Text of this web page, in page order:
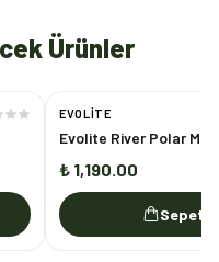
Ürünler
EVOLITE
Evolite River Polar
₺ 1,190.00
Sepete